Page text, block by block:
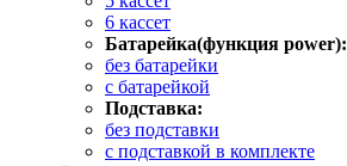
6 кассет
Батарейка(функция power):
без батарейки
с батарейкой
Подставка:
без подставки
с подставкой в комплекте